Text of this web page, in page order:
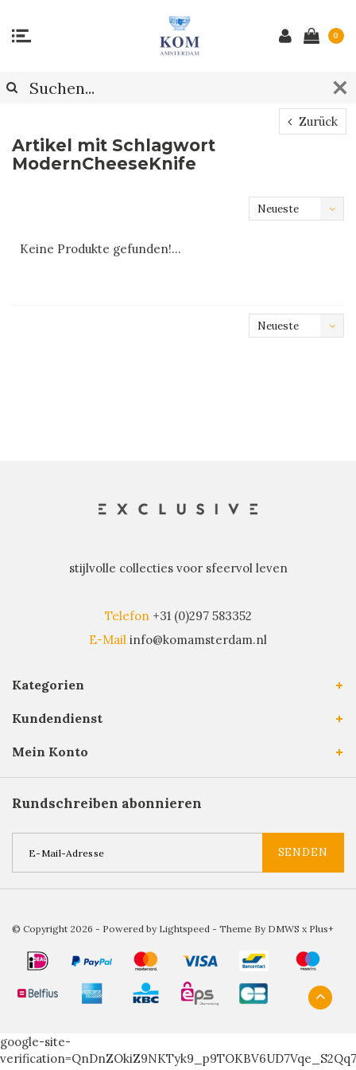
0
Zurück
Artikel mit Schlagwort
ModernCheeseKnife
Neueste
Keine Produkte gefunden!...
Neueste
stijlvolle collecties voor sfeervol leven
Telefon +31 (0)297 583352
E-Mail info@komamsterdam.nl
Kategorien
Kundendienst
Mein Konto
Rundschreiben abonnieren
SENDEN
© Copyright 2026 - Powered by Lightspeed - Theme By DMWS x Plus+
google-site-